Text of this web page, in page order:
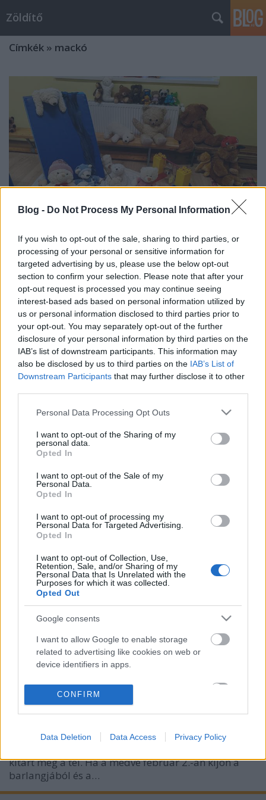
Blog - Do Not Process My Personal Information
If you wish to opt-out of the sale, sharing to third parties, or
processing of your personal or sensitive information for
targeted advertising by us, please use the below opt-out
section to confirm your selection. Please note that after your
opt-out request is processed you may continue seeing
interest-based ads based on personal information utilized by
us or personal information disclosed to third parties prior to
your opt-out. You may separately opt-out of the further
disclosure of your personal information by third parties on the
IAB’s list of downstream participants. This information may
also be disclosed by us to third parties on the IAB’s List of
Downstream Participants that may further disclose it to other
Please note that this website/app uses one or more Google
not limited to your visit or usage behaviour. You may click to
grant or deny consent to Google and its third-party tags to
use your data for below specified purposes in below Google
consent section.
Personal Data Processing Opt Outs
I want to opt-out of the Sharing of my
personal data.
Opted In
I want to opt-out of the Sale of my
Personal Data.
Opted In
I want to opt-out of processing my
Personal Data for Targeted Advertising.
Opted In
I want to opt-out of Collection, Use,
Retention, Sale, and/or Sharing of my
Personal Data that Is Unrelated with the
Purposes for which it was collected.
Opted Out
Google consents
I want to allow Google to enable storage
related to advertising like cookies on web or
device identifiers in apps.
I want to allow my user data to be sent to
Google for online advertising purposes.
personalized advertising.
I want to allow Google to enable storage
related to analytics like cookies on web or
CONFIRM
Data Deletion Data Access Privacy Policy
Zöldítő
Címkék » mackó
Mackó kiállítás a Dél-Zselic Óvodái,
Bölcsődéje és Konyhái intézmény
Napsugár óvodájában
Borsós Zsófia•2024. március 03.
Február másodika, Gyertyaszentelő Boldogasszony
napja, melyhez a népi világban számos hiedelem,
szokás, idő –és terményjóslás tartozik. Mind közül
kibújik a barlangjából és meglátja az árnyékát,
Bújj, bújj medve - mackós bábok és
díszek
Borsós Zsófia• 2021. február 04.
Február 2. gyertyaszentelő Boldogasszony napja, a
katolikus egyház Jézus bemutatásához
napon a medve viselkedéséből következtethetünk
kitart még a tél. Ha a medve február 2.-án kijön a
barlangjából és a…